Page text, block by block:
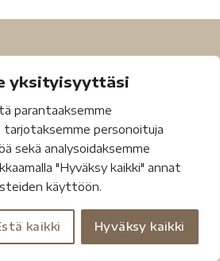
yksityisyyttäsi
parantaaksemme
tarjotaksemme personoituja
sekä analysoidaksemme
"Hyväksy kaikki" annat
käyttöön.
kaikki Hyväksy kaikki
Toimitusehdot
Jouheva.net